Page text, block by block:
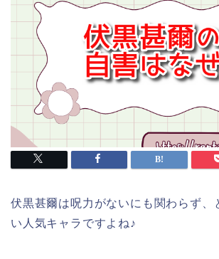
伏黒甚爾は呪力がないにも関わらず、
い人気キャラですよね♪